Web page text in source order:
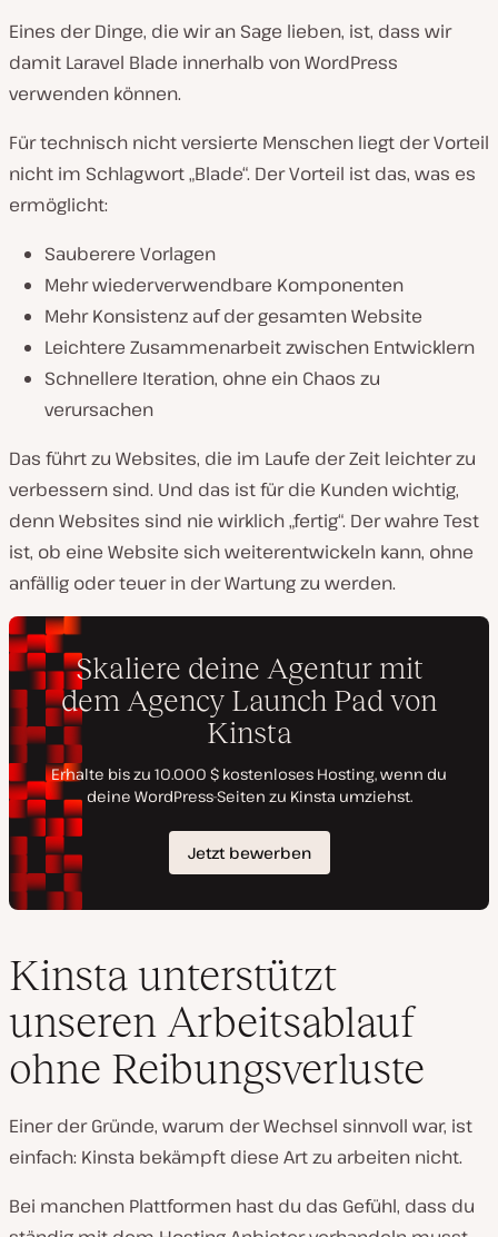
Eines der Dinge, die wir an Sage lieben, ist, dass wir
damit Laravel Blade innerhalb von WordPress
verwenden können.
Für technisch nicht versierte Menschen liegt der Vorteil
nicht im Schlagwort „Blade“. Der Vorteil ist das, was es
ermöglicht:
Sauberere Vorlagen
Mehr wiederverwendbare Komponenten
Mehr Konsistenz auf der gesamten Website
Leichtere Zusammenarbeit zwischen Entwicklern
Schnellere Iteration, ohne ein Chaos zu
verursachen
Das führt zu Websites, die im Laufe der Zeit leichter zu
verbessern sind. Und das ist für die Kunden wichtig,
denn Websites sind nie wirklich „fertig“. Der wahre Test
ist, ob eine Website sich weiterentwickeln kann, ohne
anfällig oder teuer in der Wartung zu werden.
Kinsta unterstützt
unseren Arbeitsablauf
ohne Reibungsverluste
Einer der Gründe, warum der Wechsel sinnvoll war, ist
einfach: Kinsta bekämpft diese Art zu arbeiten nicht.
Bei manchen Plattformen hast du das Gefühl, dass du